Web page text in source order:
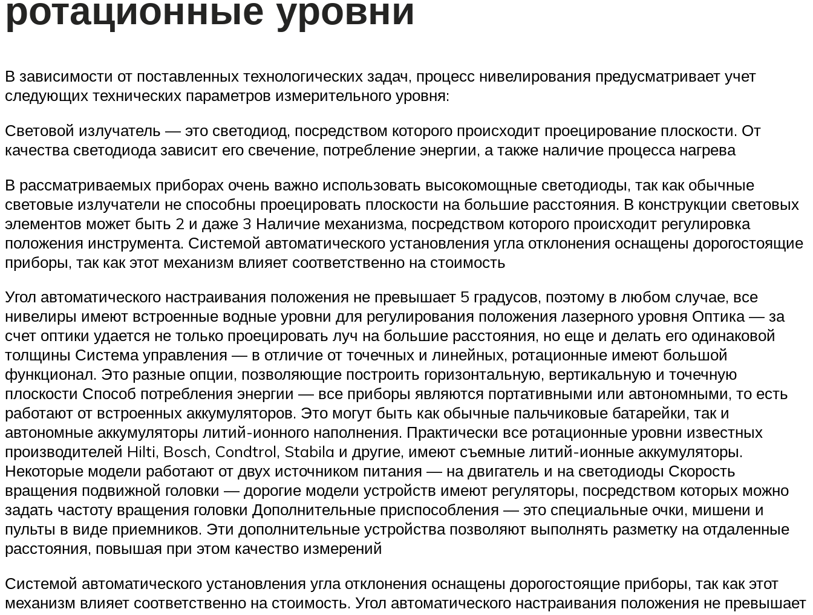
ротационные уровни
В зависимости от поставленных технологических задач, процесс нивелирования предусматривает учет
следующих технических параметров измерительного уровня:
Световой излучатель — это светодиод, посредством которого происходит проецирование плоскости. От
качества светодиода зависит его свечение, потребление энергии, а также наличие процесса нагрева
В рассматриваемых приборах очень важно использовать высокомощные светодиоды, так как обычные
световые излучатели не способны проецировать плоскости на большие расстояния. В конструкции световых
элементов может быть 2 и даже 3 Наличие механизма, посредством которого происходит регулировка
положения инструмента. Системой автоматического установления угла отклонения оснащены дорогостоящие
приборы, так как этот механизм влияет соответственно на стоимость
Угол автоматического настраивания положения не превышает 5 градусов, поэтому в любом случае, все
нивелиры имеют встроенные водные уровни для регулирования положения лазерного уровня Оптика — за
счет оптики удается не только проецировать луч на большие расстояния, но еще и делать его одинаковой
толщины Система управления — в отличие от точечных и линейных, ротационные имеют большой
функционал. Это разные опции, позволяющие построить горизонтальную, вертикальную и точечную
плоскости Способ потребления энергии — все приборы являются портативными или автономными, то есть
работают от встроенных аккумуляторов. Это могут быть как обычные пальчиковые батарейки, так и
автономные аккумуляторы литий-ионного наполнения. Практически все ротационные уровни известных
производителей Hilti, Bosch, Condtrol, Stabila и другие, имеют съемные литий-ионные аккумуляторы.
Некоторые модели работают от двух источником питания — на двигатель и на светодиоды Скорость
вращения подвижной головки — дорогие модели устройств имеют регуляторы, посредством которых можно
задать частоту вращения головки Дополнительные приспособления — это специальные очки, мишени и
пульты в виде приемников. Эти дополнительные устройства позволяют выполнять разметку на отдаленные
расстояния, повышая при этом качество измерений
Системой автоматического установления угла отклонения оснащены дорогостоящие приборы, так как этот
механизм влияет соответственно на стоимость. Угол автоматического настраивания положения не превышает